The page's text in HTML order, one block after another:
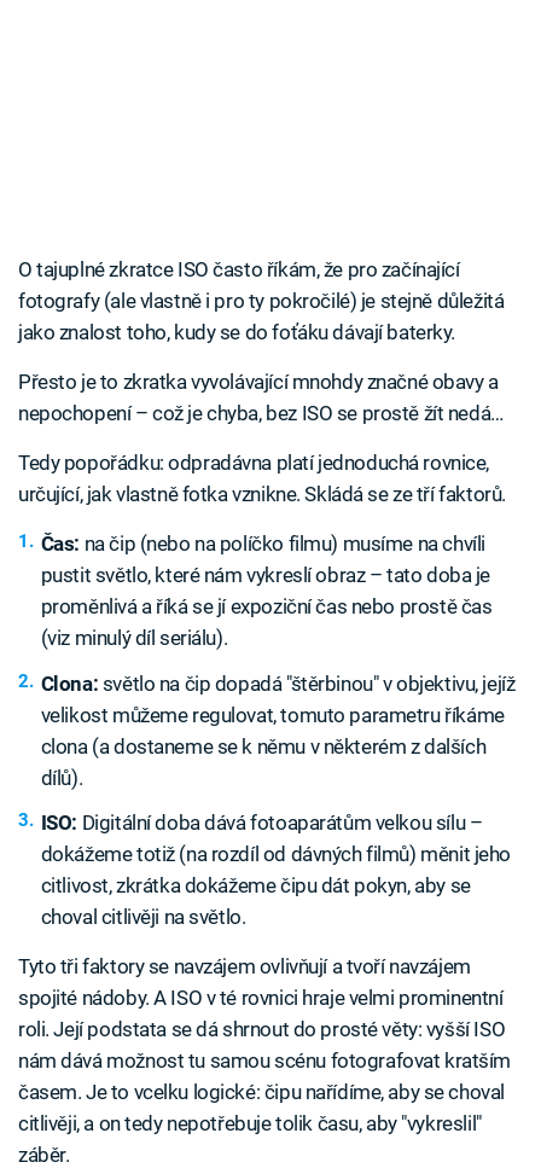
O tajuplné zkratce ISO často říkám, že pro začínající
fotografy (ale vlastně i pro ty pokročilé) je stejně důležitá
jako znalost toho, kudy se do foťáku dávají baterky.
Přesto je to zkratka vyvolávající mnohdy značné obavy a
nepochopení – což je chyba, bez ISO se prostě žít nedá…
Tedy popořádku: odpradávna platí jednoduchá rovnice,
určující, jak vlastně fotka vznikne. Skládá se ze tří faktorů.
Čas: na čip (nebo na políčko filmu) musíme na chvíli
pustit světlo, které nám vykreslí obraz – tato doba je
proměnlivá a říká se jí expoziční čas nebo prostě čas
(viz minulý díl seriálu).
Clona: světlo na čip dopadá "štěrbinou" v objektivu, jejíž
velikost můžeme regulovat, tomuto parametru říkáme
clona (a dostaneme se k němu v některém z dalších
dílů).
ISO: Digitální doba dává fotoaparátům velkou sílu –
dokážeme totiž (na rozdíl od dávných filmů) měnit jeho
citlivost, zkrátka dokážeme čipu dát pokyn, aby se
choval citlivěji na světlo.
Tyto tři faktory se navzájem ovlivňují a tvoří navzájem
spojité nádoby. A ISO v té rovnici hraje velmi prominentní
roli. Její podstata se dá shrnout do prosté věty: vyšší ISO
nám dává možnost tu samou scénu fotografovat kratším
časem. Je to vcelku logické: čipu nařídíme, aby se choval
citlivěji, a on tedy nepotřebuje tolik času, aby "vykreslil"
záběr.